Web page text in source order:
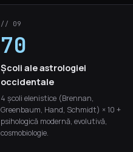
// 09
70
Școli ale astrologiei
occidentale
4 școli elenistice (Brennan,
Greenbaum, Hand, Schmidt) × 10 +
psihologică modernă, evolutivă,
cosmobiologie.